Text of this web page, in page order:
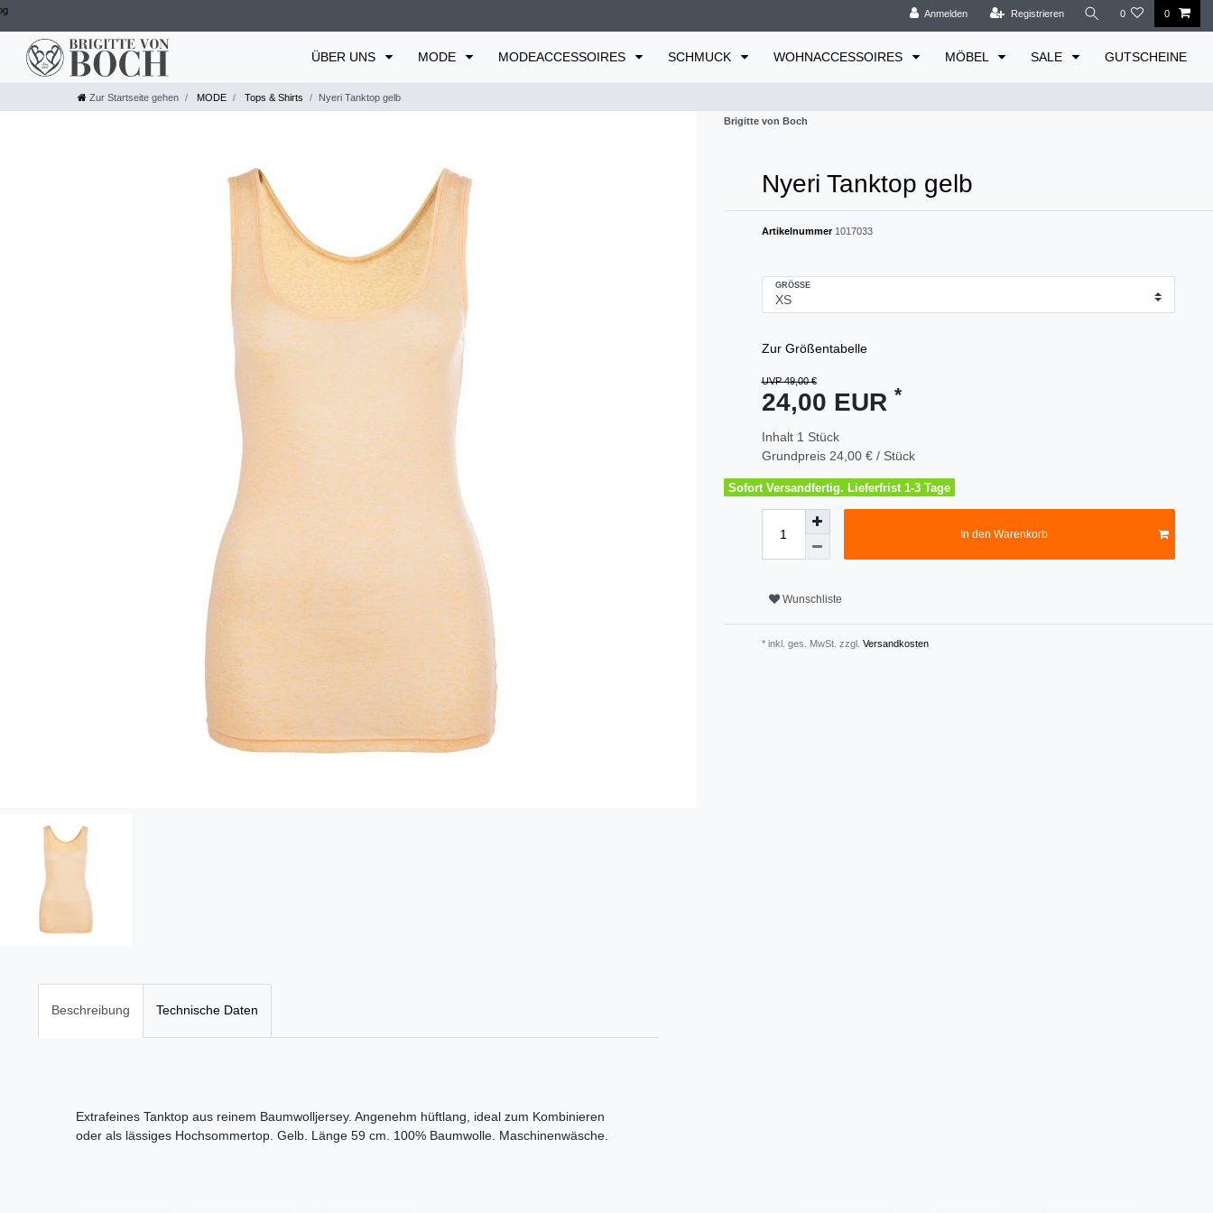
Anmelden Registrieren 0 0
ÜBER UNS MODE MODEACCESSOIRES SCHMUCK WOHNACCESSOIRES MÖBEL SALE GUTSCHEINE
Zur Startseite gehen MODE Tops & Shirts Nyeri Tanktop gelb
Beschreibung Technische Daten
Extrafeines Tanktop aus reinem Baumwolljersey. Angenehm hüftlang, ideal zum Kombinieren
oder als lässiges Hochsommertop. Gelb. Länge 59 cm. 100% Baumwolle. Maschinenwäsche.
Brigitte von Boch
Nyeri Tanktop gelb
Artikelnummer 1017033
GRÖSSE
Zur Größentabelle
UVP 49,00 €
24,00 EUR *
Inhalt 1 Stück
Grundpreis 24,00 € / Stück
Sofort Versandfertig. Lieferfrist 1-3 Tage
In den Warenkorb
Wunschliste
* inkl. ges. MwSt. zzgl. Versandkosten